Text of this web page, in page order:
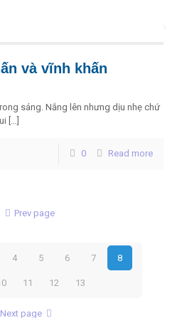
và vĩnh khấn
sáng. Nắng lên nhưng dịu nhẹ chứ
[…]
0 Read more
Prev page
4 5 6 7 8
11 12 13
Next page